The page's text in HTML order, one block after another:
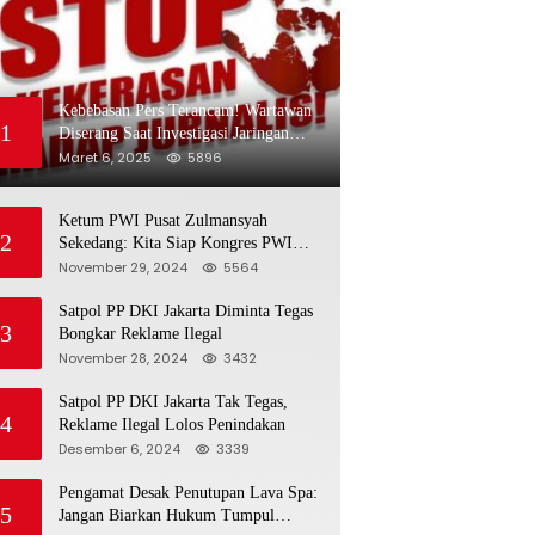
1
Kebebasan Pers Terancam! Wartawan
Diserang Saat Investigasi Jaringan
Obat Terlarang
Maret 6, 2025 5896
2
Ketum PWI Pusat Zulmansyah
Sekedang: Kita Siap Kongres PWI
Sebelum 15 Desember 2024
November 29, 2024 5564
3
Satpol PP DKI Jakarta Diminta Tegas
Bongkar Reklame Ilegal
November 28, 2024 3432
4
Satpol PP DKI Jakarta Tak Tegas,
Reklame Ilegal Lolos Penindakan
Desember 6, 2024 3339
5
Pengamat Desak Penutupan Lava Spa:
Jangan Biarkan Hukum Tumpul